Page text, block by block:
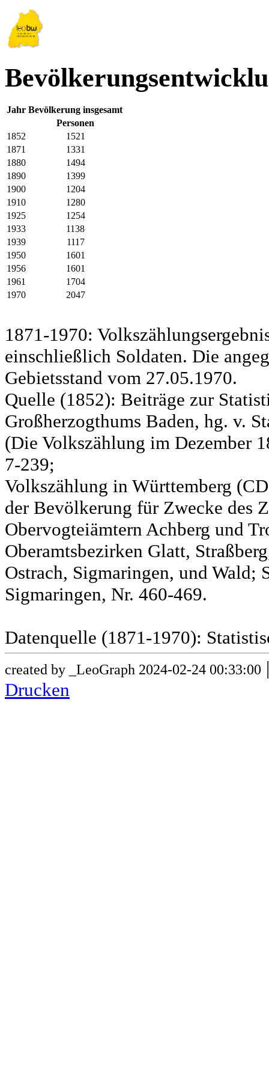
Jahr Bevölkerung insgesamt
Personen
1852
1521
1871
1331
1880
1494
1890
1399
1900
1204
1910
1280
1925
1254
1933
1138
1939
1117
1950
1601
1956
1601
1961
1704
1970
2047
1871-1970:
einschließlich Soldaten. Die
Gebietsstand vom 27.05.1970.
Quelle (1852): Beiträge zur
Großherzogthums Baden, hg. v.
(Die Volkszählung im Dezember
7-239;
Volkszählung in Württemberg
der Bevölkerung für Zwecke des
Obervogteiämtern Achberg und
Oberamtsbezirken Glatt,
Ostrach, Sigmaringen, und Wald;
Sigmaringen, Nr. 460-469.
Datenquelle (1871-1970):
created by _LeoGraph 2024-02-24 00:33:00
Drucken